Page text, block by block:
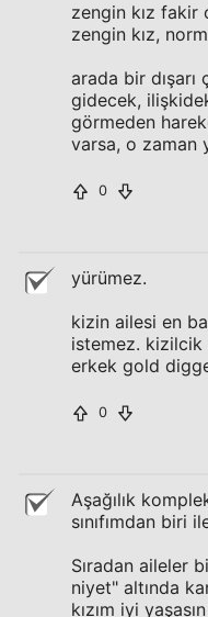
zengin kız fakir
zengin kız,
arada bir
gidecek,
görmeden
varsa, o zaman
0
yürümez.
kizin ailesi en
istemez.
erkek gold
0
Aşağılık
sınıfımdan biri
Sıradan aileler
niyet" altında
kızım iyi